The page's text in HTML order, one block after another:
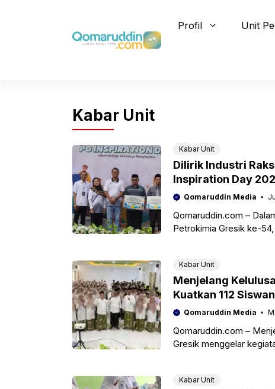
Profil Unit
Kabar Unit
Kabar Unit
Dilirik Industri
Inspiration Day
Qomaruddin Media
Qomaruddin.com –
Petrokimia Gresik ke-
Kabar Unit
Menjelang
Kuatkan 112
Qomaruddin Media
Qomaruddin.com –
Gresik menggelar
Kabar Unit